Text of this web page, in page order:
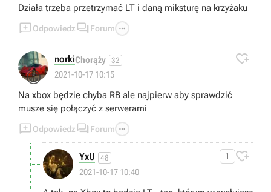
Działa trzeba przetrzymać LT i daną miksturę na krzyżaku
Odpowiedz  Forum 
😁
norkiChorąży 32
2021-10-17 10:15

Na xbox będzie chyba RB ale najpierw aby sprawdzić
musze się połączyć z serwerami
Odpowiedz  Forum 
YxU 48
2021-10-17 10:40
1 